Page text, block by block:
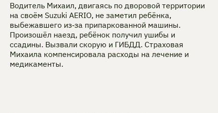
Водитель Михаил, двигаясь по дворовой территории
на своём Suzuki AERIO, не заметил ребёнка,
выбежавшего из‑за припаркованной машины.
Произошёл наезд, ребёнок получил ушибы и
ссадины. Вызвали скорую и ГИБДД. Страховая
Михаила компенсировала расходы на лечение и
медикаменты.